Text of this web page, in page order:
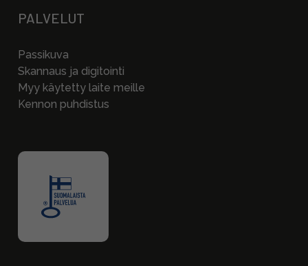
PALVELUT
Passikuva
Skannaus ja digitointi
Myy käytetty laite meille
Kennon puhdistus